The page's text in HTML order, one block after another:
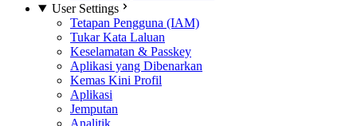
User Settings
Tetapan Pengguna (IAM)
Tukar Kata Laluan
Keselamatan & Passkey
Aplikasi yang Dibenarkan
Kemas Kini Profil
Aplikasi
Jemputan
Analitik